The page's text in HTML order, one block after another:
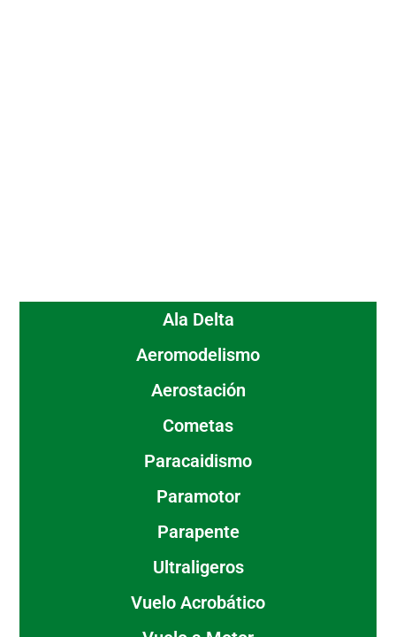
Ala Delta
Aeromodelismo
Aerostación
Cometas
Paracaidismo
Paramotor
Parapente
Ultraligeros
Vuelo Acrobático